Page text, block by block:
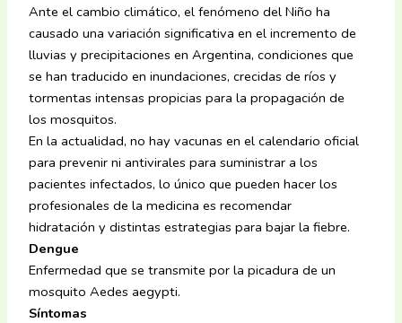
Ante el cambio climático, el fenómeno del Niño ha
causado una variación significativa en el incremento de
lluvias y precipitaciones en Argentina, condiciones que
se han traducido en inundaciones, crecidas de ríos y
tormentas intensas propicias para la propagación de
los mosquitos.
En la actualidad, no hay vacunas en el calendario oficial
para prevenir ni antivirales para suministrar a los
pacientes infectados, lo único que pueden hacer los
profesionales de la medicina es recomendar
hidratación y distintas estrategias para bajar la fiebre.
Dengue
Enfermedad que se transmite por la picadura de un
mosquito Aedes aegypti.
Síntomas